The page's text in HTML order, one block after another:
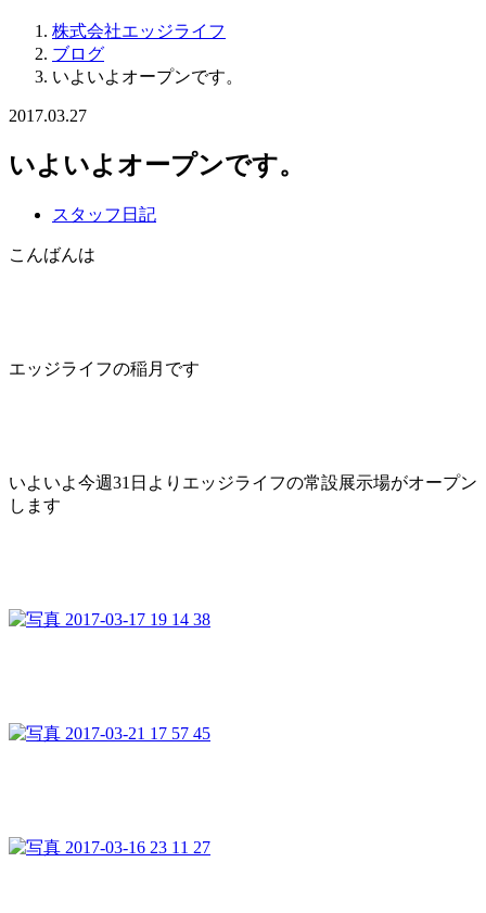
株式会社エッジライフ
ブログ
いよいよオープンです。
2017.03.27
いよいよオープンです。
スタッフ日記
こんばんは
エッジライフの稲月です
いよいよ今週31日よりエッジライフの常設展示場がオープン
します